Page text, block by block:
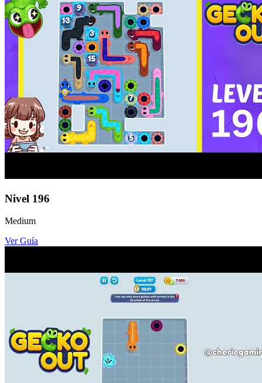
Nivel 196
Medium
Ver Guía